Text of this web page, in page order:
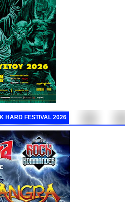
FESTIVAL 2026